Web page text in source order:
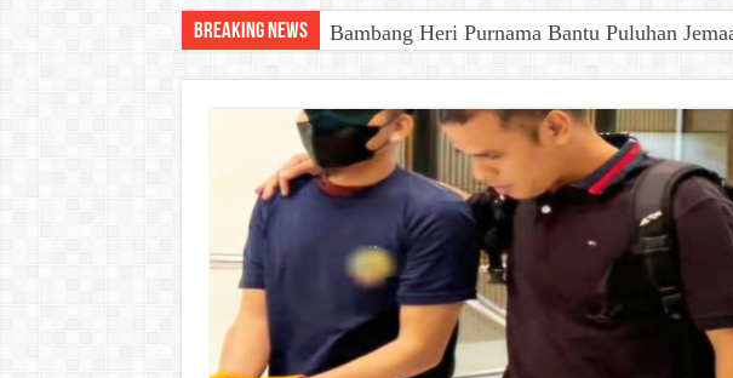
Breaking News Bambang Heri Purnama Bantu Puluhan